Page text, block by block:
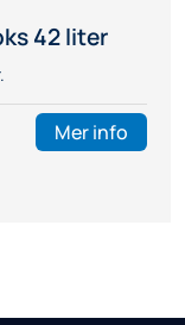
42 liter
Mer info